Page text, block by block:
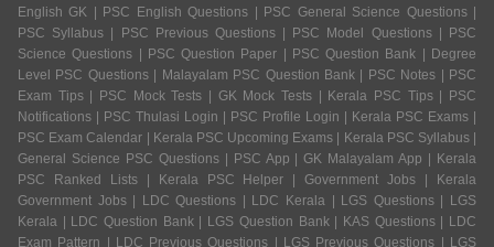
English GK | PSC English Questions | PSC General Science Questions |
PSC Syllabus | PSC Previous Questions | PSC Model Questions | PSC
Science Questions | PSC Question Paper | PSC Question Bank | Degree
Level PSC Questions | Malayalam PSC Question Bank | PSC Notes | PSC
Exam Tips | PSC Mock Tests | GK Mock Tests | Kerala PSC Tips | PSC
Notifications | PSC Thulasi Login | PSC Profile Login | Kerala PSC Exams |
PSC Exam Calendar | Kerala PSC Upcoming Exams | Kerala PSC Syllabus |
General Science PSC Questions | PSC App | GK Malayalam App | Kerala
PSC Ranked Lists | Kerala PSC Helper | Government Jobs | Kerala
Government Jobs | LDC Questions | LDC Kerala | LGS Questions | LGS
Kerala | LDC Question Bank | LGS Question Bank | KAS Questions | LDC
Exam Pattern | LDC Previous Questions | LGS Previous Questions | LGS